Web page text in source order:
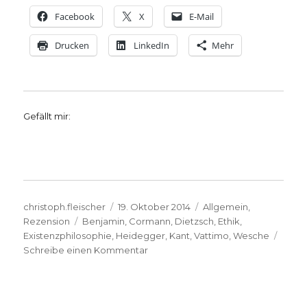
Facebook X E-Mail
Drucken LinkedIn Mehr
Gefällt mir:
Autor
christoph.fleischer
Veröffentlicht
am
19. Oktober 2014 Kategorien
Allgemein
Rezension
Schlagwörter
Benjamin Cormann Dietzsch Ethik
Existenzphilosophie Heidegger Kant ,Vattimo ,Wesche
Schreibe einen Kommentarzu